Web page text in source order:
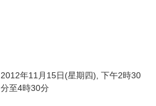
2012年11月15日(星期四), 下午2時30
分至4時30分